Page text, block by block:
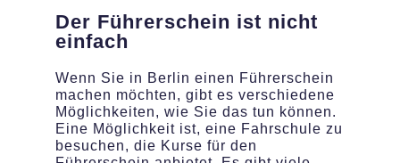
Der Führerschein ist nicht
einfach
Wenn Sie in Berlin einen Führerschein
machen möchten, gibt es verschiedene
Möglichkeiten, wie Sie das tun können.
Eine Möglichkeit ist, eine Fahrschule zu
besuchen, die Kurse für den